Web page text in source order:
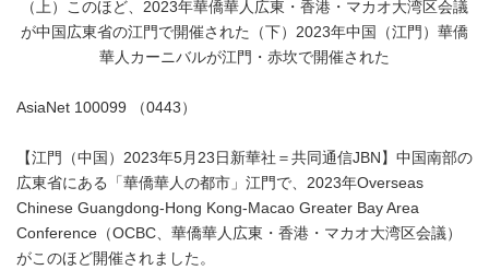
（上）このほど、2023年華僑華人広東・香港・マカオ大湾区会議
が中国広東省の江門で開催された（下）2023年中国（江門）華僑
華人カーニバルが江門・赤坎で開催された
AsiaNet 100099 （0443）
【江門（中国）2023年5月23日新華社＝共同通信JBN】中国南部の
広東省にある「華僑華人の都市」江門で、2023年Overseas
Chinese Guangdong-Hong Kong-Macao Greater Bay Area
Conference（OCBC、華僑華人広東・香港・マカオ大湾区会議）
がこのほど開催されました。